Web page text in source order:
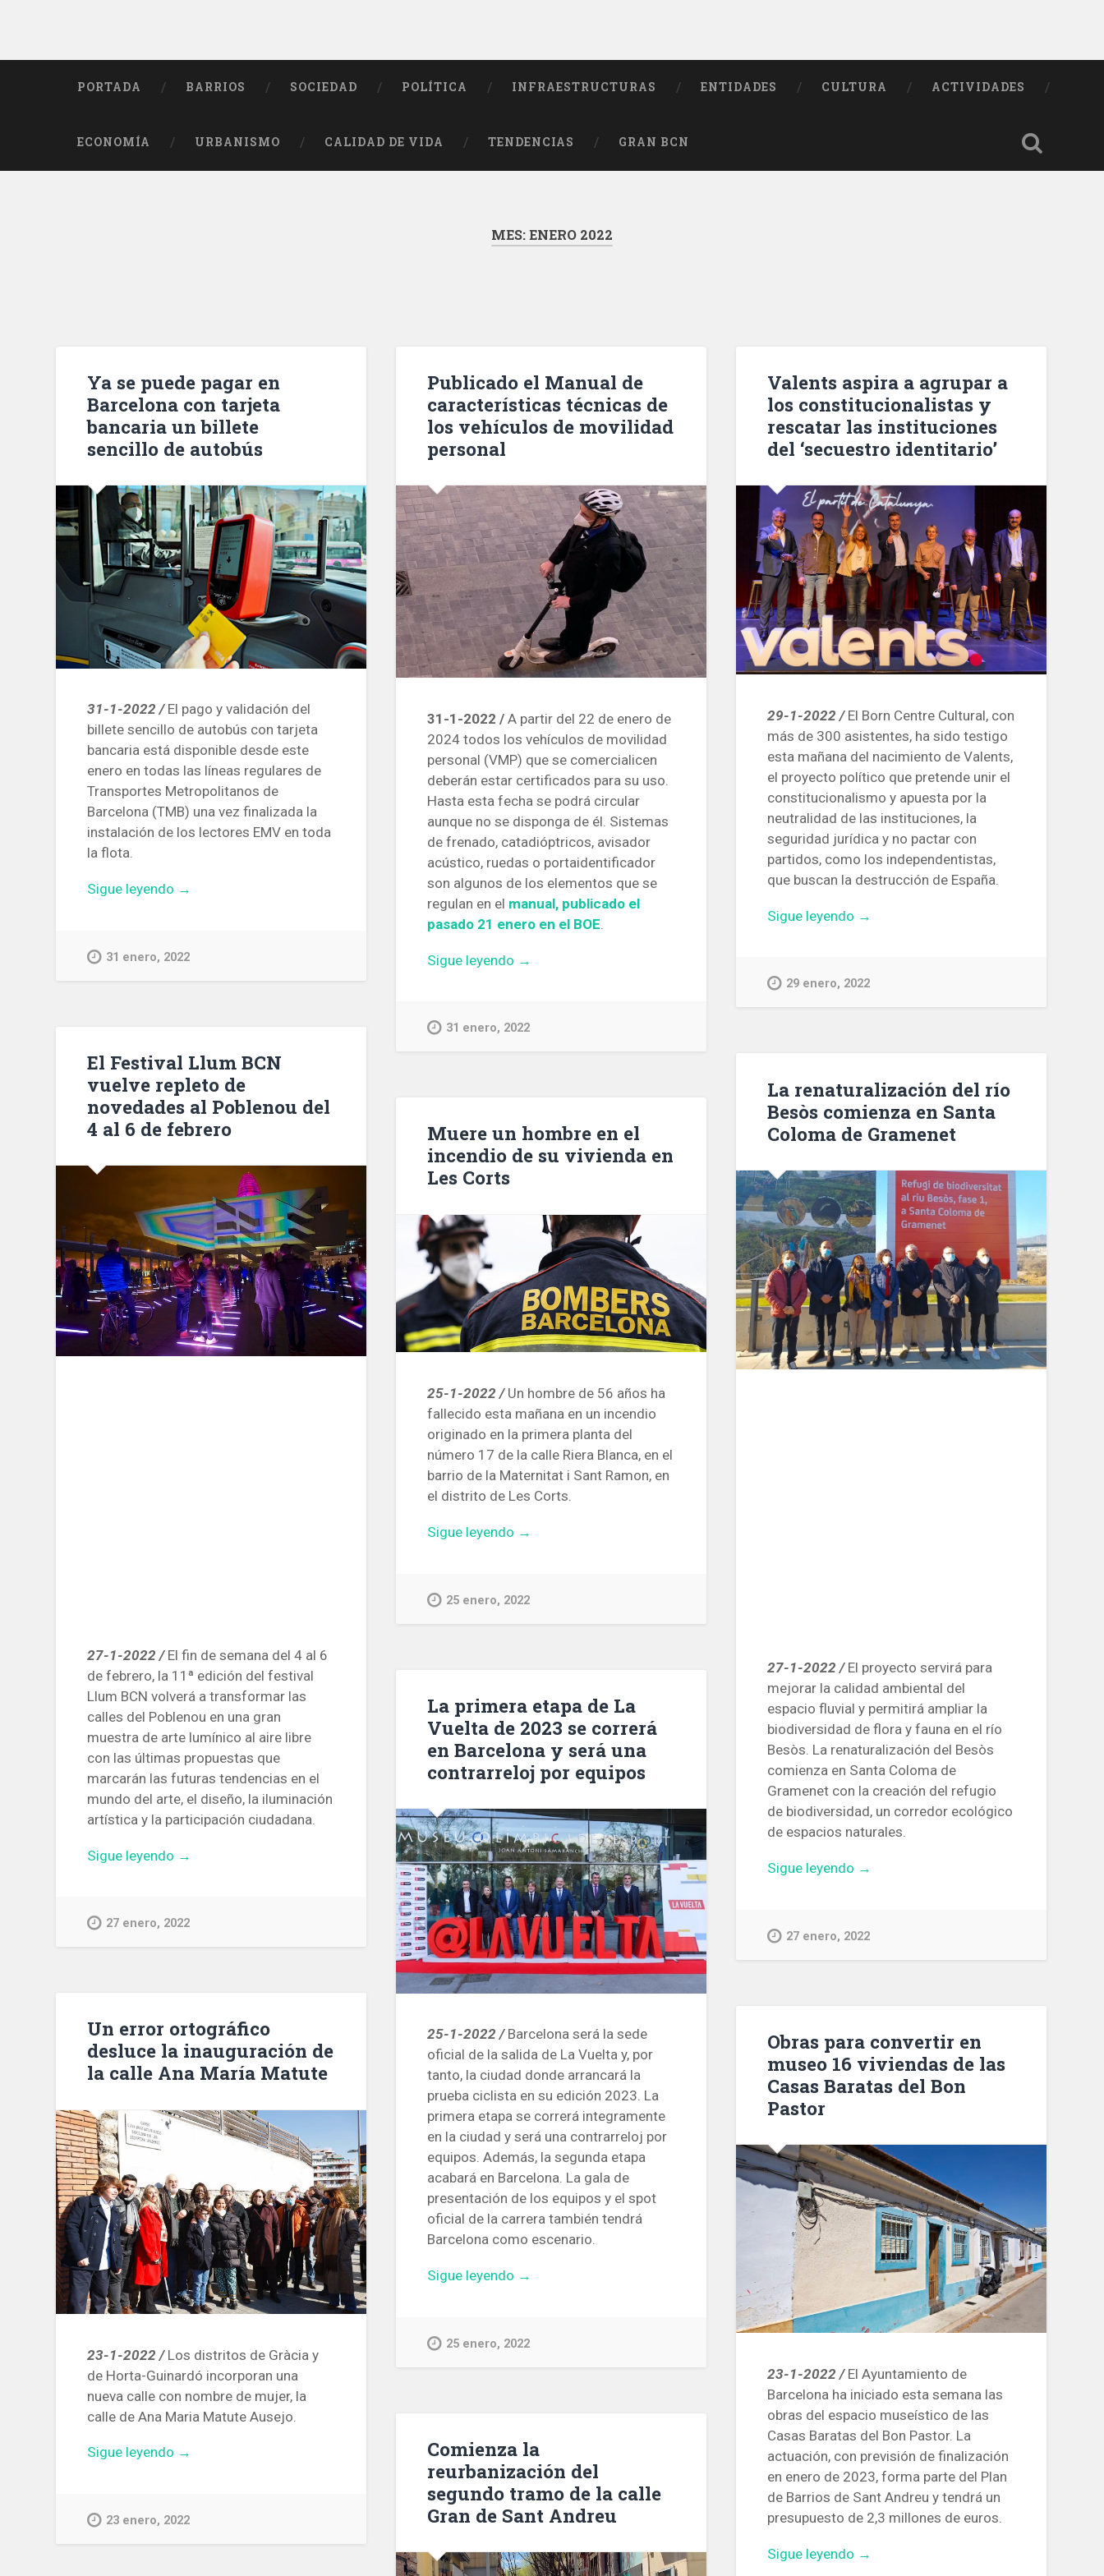
PORTADA BARRIOS SOCIEDAD POLÍTICA INFRAESTRUCTURAS ENTIDADES CULTURA ACTIVIDADES
ECONOMÍA URBANISMO CALIDAD DE VIDA TENDENCIAS GRAN BCN
MES:ENERO 2022
Ya se puede pagar en
Barcelona con tarjeta
bancaria un billete
sencillo de autobús
31-1-2022 /El pago y validación del
billete sencillo de autobús con tarjeta
bancaria está disponible desde este
enero en todas las líneas regulares de
Transportes Metropolitanos de
Barcelona (TMB) una vez finalizada la
instalación de los lectores EMV en toda
la flota.
Sigue leyendo «Ya
pagar
bancaria
un
billete
sencillo
de
→
31 enero, 2022
Publicado el Manual de
características técnicas de
los vehículos de movilidad
personal
31-1-2022 / A partir del 22 de enero de
2024 todos los vehículos de movilidad
personal (VMP) que se comercialicen
deberán estar certificados para su uso.
Hasta esta fecha se podrá circular
aunque no se disponga de él. Sistemas
de frenado, catadióptricos, avisador
acústico, ruedas o portaidentificador
son algunos de los elementos que se
regulan en el manual, publicado el
pasado 21 enero en el BOE
Sigue leyendo «Publicado
de
vehículos
de
movilidad
→
31 enero, 2022
Valents aspira a agrupar a
los constitucionalistas y
rescatar las instituciones
del ‘secuestro identitario’
29-1-2022 /El Born Centre Cultural, con
más de 300 asistentes, ha sido testigo
esta mañana del nacimiento de Valents,
el proyecto político que pretende unir el
constitucionalismo y apuesta por la
neutralidad de las instituciones, la
seguridad jurídica y no pactar con
partidos, como los independentistas,
que buscan la destrucción de España.
Sigue leyendo «Valents
agrupar
rescatar
las
instituciones
del
identitario’»
→
29 enero, 2022
El Festival Llum BCN
vuelve repleto de
novedades al Poblenou del
4 al 6 de febrero
27-1-2022 /El fin de semana del 4 al 6
de febrero, la 11ª edición del festival
Llum BCN volverá a transformar las
calles del Poblenou en una gran
muestra de arte lumínico al aire libre
con las últimas propuestas que
marcarán las futuras tendencias en el
mundo del arte, el diseño, la iluminación
artística y la participación ciudadana.
Sigue leyendo «El
BCN
Poblenou
del
4
6
→
27 enero, 2022
La renaturalización del río
Besòs comienza en Santa
Coloma de Gramenet
27-1-2022 / El proyecto servirá para
mejorar la calidad ambiental del
espacio fluvial y permitirá ampliar la
biodiversidad de flora y fauna en el río
Besòs. La renaturalización del Besòs
comienza en Santa Coloma de
Gramenet con la creación del refugio
de biodiversidad, un corredor ecológico
de espacios naturales.
Sigue leyendo «La
río
de
Gramenet»
→
27 enero, 2022
Muere un hombre en el
incendio de su vivienda en
Les Corts
25-1-2022 / Un hombre de 56 años ha
fallecido esta mañana en un incendio
originado en la primera planta del
número 17 de la calle Riera Blanca, en el
barrio de la Maternitat i Sant Ramon, en
el distrito de Les Corts.
Sigue leyendo «Muere
en
en
Les
Corts»
→
25 enero, 2022
La primera etapa de La
Vuelta de 2023 se correrá
en Barcelona y será una
contrarreloj por equipos
25-1-2022 /Barcelona será la sede
oficial de la salida de La Vuelta y, por
tanto, la ciudad donde arrancará la
prueba ciclista en su edición 2023. La
primera etapa se correrá integramente
en la ciudad y será una contrarreloj por
equipos. Además, la segunda etapa
acabará en Barcelona. La gala de
presentación de los equipos y el spot
oficial de la carrera también tendrá
Barcelona como escenario.
Sigue leyendo «La
de
se
correrá
en
Barcelona
y
una
→
25 enero, 2022
Un error ortográfico
desluce la inauguración de
la calle Ana María Matute
23-1-2022 /Los distritos de Gràcia y
de Horta-Guinardó incorporan una
nueva calle con nombre de mujer, la
calle de Ana Maria Matute Ausejo.
Sigue leyendo «Un
desluce
→
23 enero, 2022
Obras para convertir en
museo 16 viviendas de las
Casas Baratas del Bon
Pastor
23-1-2022 /El Ayuntamiento de
Barcelona ha iniciado esta semana las
obras del espacio museístico de las
Casas Baratas del Bon Pastor. La
actuación, con previsión de finalización
en enero de 2023, forma parte del Plan
de Barrios de Sant Andreu y tendrá un
presupuesto de 2,3 millones de euros.
Sigue leyendo «Obras
→
Comienza la
reurbanización del
segundo tramo de la calle
Gran de Sant Andreu